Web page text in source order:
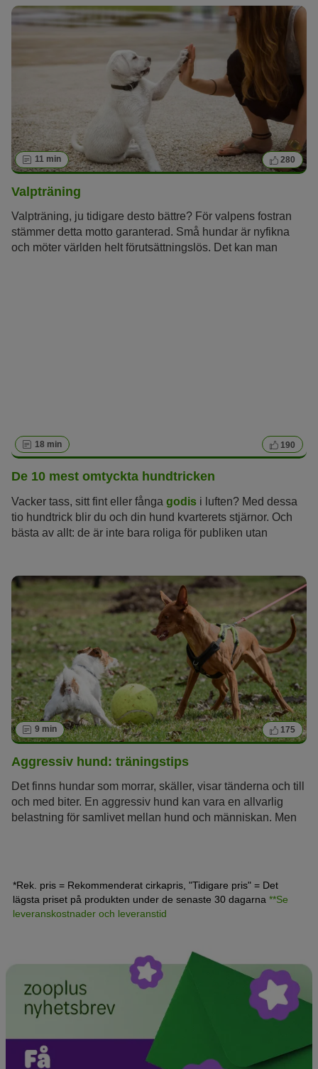
11 min 280
Valpträning
Valpträning, ju tidigare desto bättre? För valpens fostran
stämmer detta motto garanterad. Små hundar är nyfikna
och möter världen helt förutsättningslös. Det kan man
18 min 190
De 10 mest omtyckta hundtricken
Vacker tass, sitt fint eller fånga godis i luften? Med dessa
tio hundtrick blir du och din hund kvarterets stjärnor. Och
bästa av allt: de är inte bara roliga för publiken utan
9 min 175
Aggressiv hund: träningstips
Det finns hundar som morrar, skäller, visar tänderna och till
och med biter. En aggressiv hund kan vara en allvarlig
belastning för samlivet mellan hund och människan. Men
*Rek. pris = Rekommenderat cirkapris, "Tidigare pris" = Det
lägsta priset på produkten under de senaste 30 dagarna **Se
leveranskostnader och leveranstid